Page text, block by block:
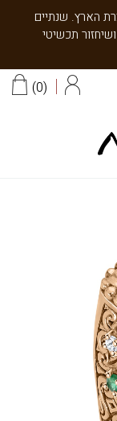
הארץ. שנתיים
תכשיטי
0